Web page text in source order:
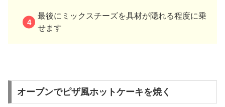
最後にミックスチーズを具材が隠れる程度に乗
せます
オーブンでピザ風ホットケーキを焼く